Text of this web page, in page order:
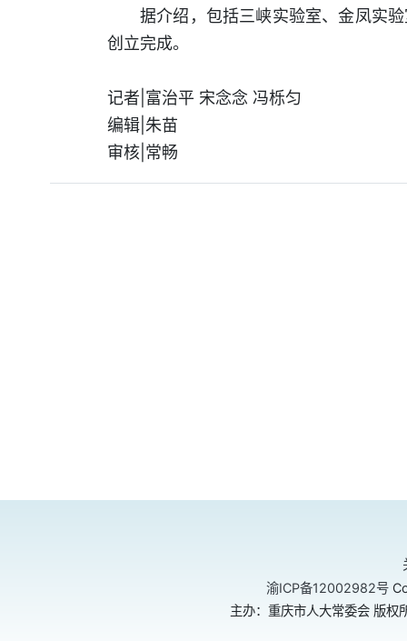
据介绍，包括三峡实验室、金凤实
创立完成。
记者|富治平 宋念念 冯栎匀
编辑|朱苗
审核|常畅
渝ICP备12002982号
主办：重庆市人大常委会 版